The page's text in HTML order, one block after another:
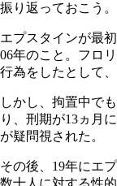
振り返っておこう。
エプスタインが最
06年のこと。フロ
行為をしたとして
しかし、拘置中で
り、刑期が13ヵ月
が疑問視された。
その後、19年にエ